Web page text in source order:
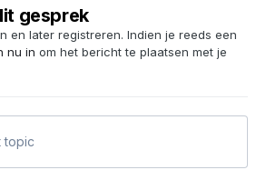
gesprek
en later registreren. Indien je reeds een
nu in om het bericht te plaatsen met je
topic